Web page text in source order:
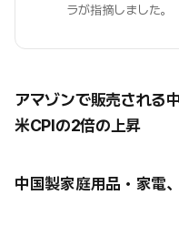
ラが指摘しました。
アマゾンで販売される
米CPIの2倍の上昇
中国製家庭用品・家電